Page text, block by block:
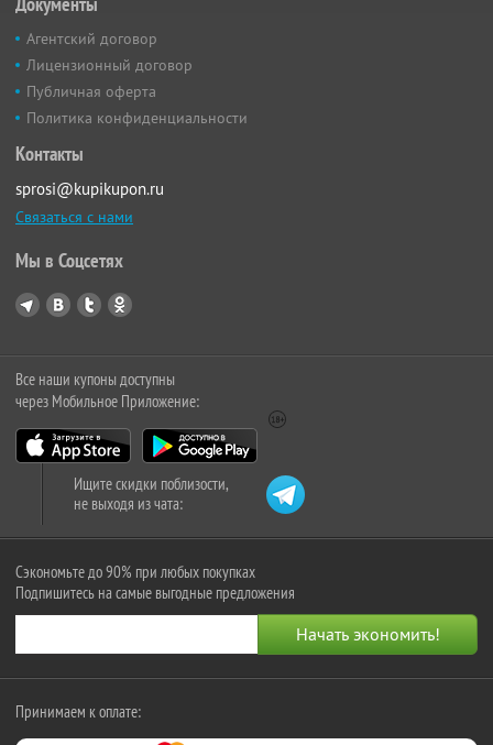
Агентский договор
Лицензионный договор
Публичная оферта
Политика конфиденциальности
Контакты
sprosi@kupikupon.ru
Связаться с нами
Мы в Соцсетях
Все наши купоны доступны
через Мобильное Приложение:
Ищите скидки поблизости,
не выходя из чата:
Сэкономьте до 90% при любых покупках
Подпишитесь на самые выгодные предложения
Принимаем к оплате: